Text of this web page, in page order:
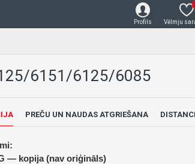
Profils Vēlmju
6151/6125/6085
PREČU UN NAUDAS ATGRIEŠANA
— kopija (nav oriģināls)